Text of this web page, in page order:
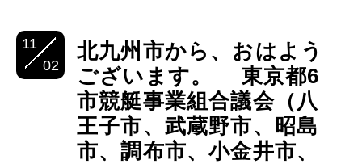
11
02
北九州市から、おはよう
ございます。 東京都6
市競艇事業組合議会（八
王子市、武蔵野市、昭島
市、調布市、小金井市、